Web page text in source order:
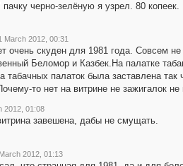
черно-зелёную я узрел. 80 копеек.
March 2012, 00:31
очень скуден для 1981 года. Совсем
Беломор и Казбек.На палатке
табачных палаток была заставлена
то нет на витрине не зажигалок
2012, 01:08
завешена, дабы не смущать.
2012, 01:13